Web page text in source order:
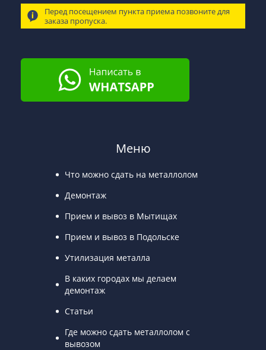
Перед посещением пункта приема позвоните для
заказа пропуска.
Меню
Что можно сдать на металлолом
Демонтаж
Прием и вывоз в Мытищах
Прием и вывоз в Подольске
Утилизация металла
В каких городах мы делаем
демонтаж
Статьи
Где можно сдать металлолом с
вывозом